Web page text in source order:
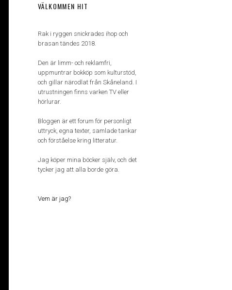
VÄLKOMMEN HIT
Rak i ryggen snickrades ihop och
brasan tändes 2018.
Den är limm- och reklamfri,
uppmuntrar bokköp som kulturstöd,
och gillar närodlat från Skåneland. I
utrustningen finns varken TV eller
hörlurar.
Bloggen är ett forum för personligt
uttryck, egna texter, samlade tankar
och förståelse kring litteratur.
Jag köper mina böcker själv, och det
tycker jag att alla borde göra.
Vem är jag?